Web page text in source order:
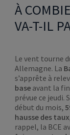
À
VA-T-IL
Le vent tourne
Allemagne. La
s’apprête à
base avant la
prévue ce jeudi.
début du mois,
hausse des taux
rappel, la BCE